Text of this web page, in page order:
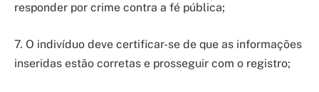
responder por crime contra a fé pública;
7. O indivíduo deve certificar-se de que as informações
inseridas estão corretas e prosseguir com o registro;